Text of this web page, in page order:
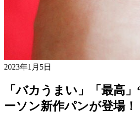
2023年1月5日
「バカうまい」「最高
ーソン新作パンが登場！